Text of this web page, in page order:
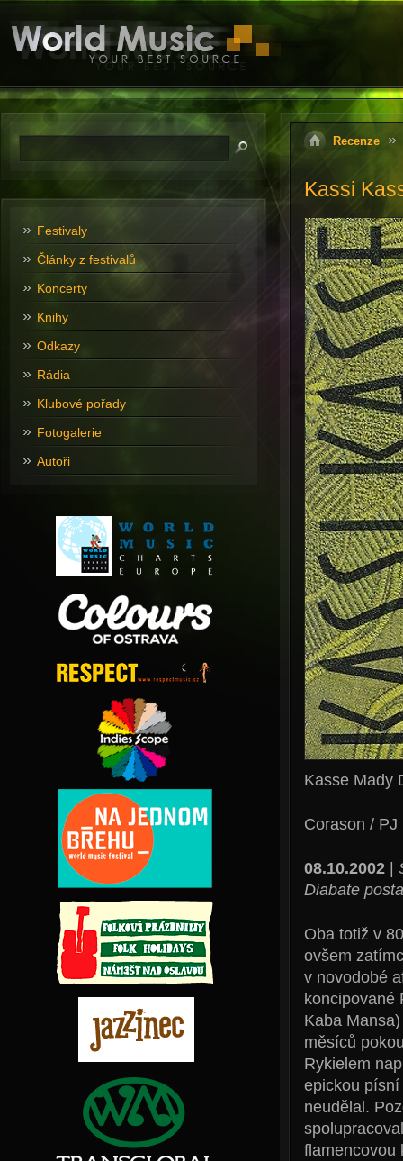
Recenze
Kassi
Kasse Mady
Corason / PJ
08.10.2002|
Diabate
Oba totiž v
ovšem
v novodobé
koncipované
Kaba
měsíců
Rykielem
epickou
neudělal.
flamencovou
Festivaly
Články z festivalů
Koncerty
Knihy
Odkazy
Rádia
Klubové pořady
Fotogalerie
Autoři